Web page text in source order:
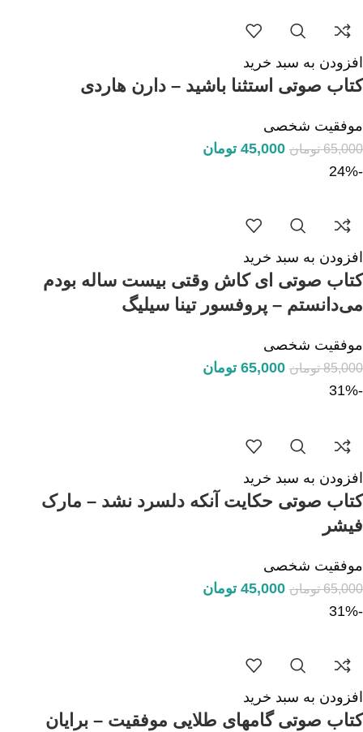
افزودن به سبد خرید
کتاب صوتی استثنا باشید – دارن هاردی
موفقیت شخصی
65,000 تومان 45,000 تومان
-24%
افزودن به سبد خرید
کتاب صوتی ای کاش وقتی بیست ساله بودم
می‌دانستم – پروفسور تینا سیلیگ
موفقیت شخصی
85,000 تومان 65,000 تومان
-31%
افزودن به سبد خرید
کتاب صوتی حکایت آنکه دلسرد نشد – مارک
فیشر
موفقیت شخصی
65,000 تومان 45,000 تومان
-31%
افزودن به سبد خرید
کتاب صوتی گامهای طلایی موفقیت – برایان